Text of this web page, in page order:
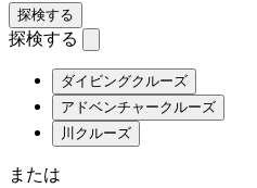
探検する
探検する
ダイビングクルーズ
アドベンチャークルーズ
川クルーズ
または